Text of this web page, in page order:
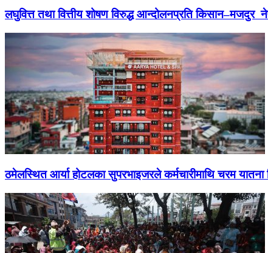
लघुवित्त तथा वित्तीय शोषण विरुद्ध आन्दोलनप्रति किसान–मजदुर
ठमेलस्थित आर्या होटलका सुपरभाइजरले कर्मचारीमाथि चरम यातना